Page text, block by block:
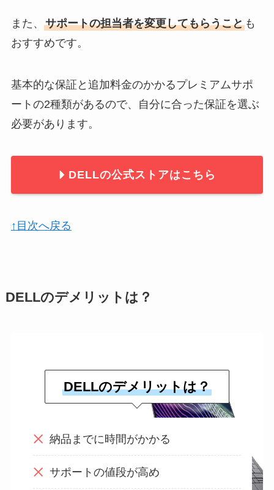
また、 サポートの担当者を変更してもらうことも
おすすめです。
基本的な保証と追加料金のかかるプレミアムサポ
ートの2種類があるので、自分に合った保証を選ぶ
必要があります。
DELLの公式ストアはこちら
↑目次へ戻る
DELLのデメリットは？
DELLのデメリットは？
納品までに時間がかかる
サポートの値段が高め